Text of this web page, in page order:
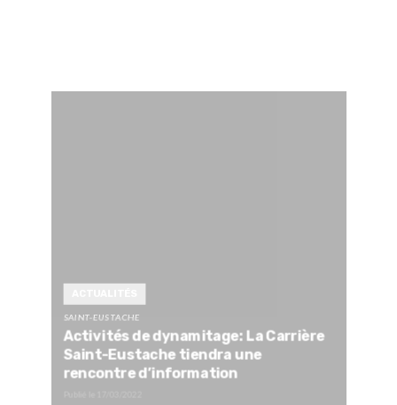
SAINT-EUSTACHE
Activités de dynamitage: La Carrière
Saint-Eustache tiendra une
rencontre d’information